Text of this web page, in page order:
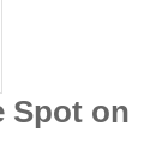
Spot on